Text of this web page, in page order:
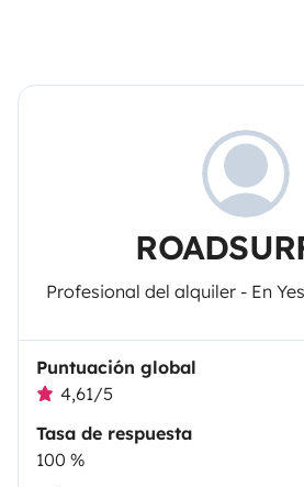
Profesional del alquiler - En
Puntuación global
4,61/5
Tasa de respuesta
100 %